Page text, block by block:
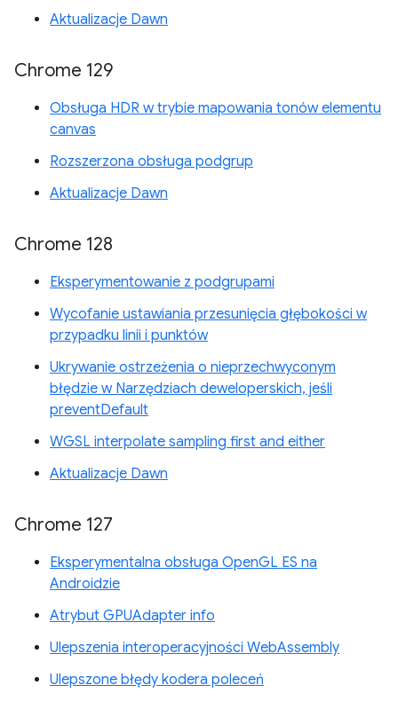
Aktualizacje Dawn
Chrome 129
Obsługa HDR w trybie mapowania tonów elementu
canvas
Rozszerzona obsługa podgrup
Aktualizacje Dawn
Chrome 128
Eksperymentowanie z podgrupami
Wycofanie ustawiania przesunięcia głębokości w
przypadku linii i punktów
Ukrywanie ostrzeżenia o nieprzechwyconym
błędzie w Narzędziach deweloperskich, jeśli
preventDefault
WGSL interpolate sampling first and either
Aktualizacje Dawn
Chrome 127
Eksperymentalna obsługa OpenGL ES na
Androidzie
Atrybut GPUAdapter info
Ulepszenia interoperacyjności WebAssembly
Ulepszone błędy kodera poleceń